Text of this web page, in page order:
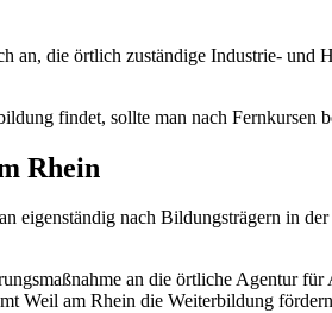
an, die örtlich zuständige Industrie-
findet, sollte man nach
Rhein
eigenständig nach Bildungsträgern in
an die örtliche Agentur
Weil am Rhein die Weiterbildung